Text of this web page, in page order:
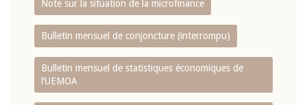
Note sur la situation de la microfinance
Bulletin mensuel de conjoncture (interrompu)
Bulletin mensuel de statistiques économiques de
l‘UEMOA